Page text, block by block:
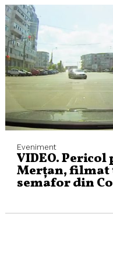
Eveniment
VIDEO. Pericol
Merțan, filmat
semafor din